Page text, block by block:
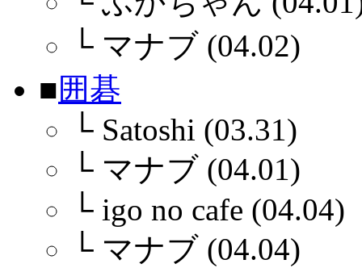
└ マナブ (04.02)
■囲碁
└ Satoshi (03.31)
└ マナブ (04.01)
└ igo no cafe (04.04)
└ マナブ (04.04)